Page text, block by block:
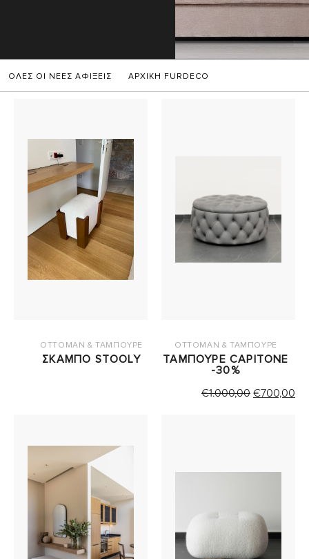
ΟΛΕΣ ΟΙ ΝΕΕΣ ΑΦΙΞΕΙΣ ΑΡΧΙΚΗ FURDECO
OTTOMAN & ΤΑΜΠΟΥΡΕ
ΣΚΑΜΠΟ STOOLY
OTTOMAN & ΤΑΜΠΟΥΡΕ
ΤΑΜΠΟΥΡΕ CAPITONE
-30%
€1.000,00 ORIGINAL
€700,00